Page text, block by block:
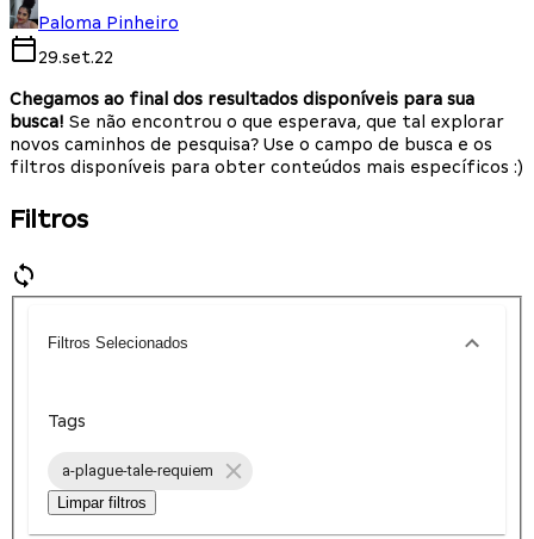
Paloma Pinheiro
29.set.22
Chegamos ao final dos resultados disponíveis para sua
busca! Se não encontrou o que esperava, que tal explorar
novos caminhos de pesquisa? Use o campo de busca e os
filtros disponíveis para obter conteúdos mais específicos :)
Filtros
Filtros Selecionados
Tags
a-plague-tale-requiem
Limpar filtros